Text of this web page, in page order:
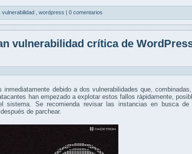
vulnerabilidad wordpress | 0 comentarios
vulnerabilidad crítica de
debido a dos vulnerabilidades que,
han empezado a explotar estos fallos rápidamente,
sistema. Se recomienda revisar las instancias en busca de
de parchear.